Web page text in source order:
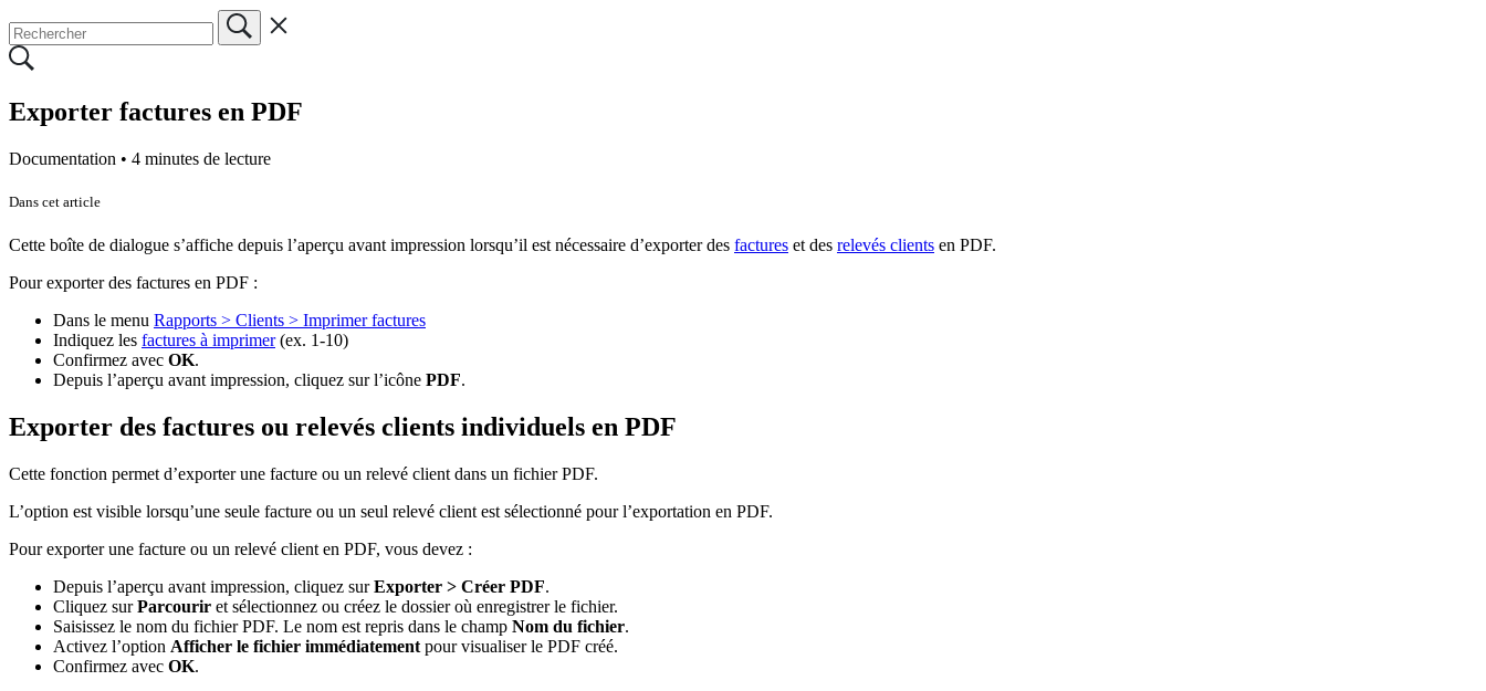
Exporter factures en PDF
Documentation • 4 minutes de lecture
Dans cet article
Cette boîte de dialogue s’affiche depuis l’aperçu avant impression lorsqu’il est nécessaire d’exporter des factures et des relevés clients en PDF.
Pour exporter des factures en PDF :
Dans le menu Rapports > Clients > Imprimer factures
Indiquez les factures à imprimer(ex. 1-10)
Confirmez avec OK.
Depuis l’aperçu avant impression, cliquez sur l’icône PDF.
Exporter des factures ou relevés clients individuels en PDF
Cette fonction permet d’exporter une facture ou un relevé client dans un fichier PDF.
L’option est visible lorsqu’une seule facture ou un seul relevé client est sélectionné pour l’exportation en PDF.
Pour exporter une facture ou un relevé client en PDF, vous devez :
Depuis l’aperçu avant impression, cliquez surExporter > Créer PDF.
Cliquez surParcourir et sélectionnez ou créez le dossier où enregistrer le fichier.
Saisissez le nom du fichier PDF. Le nom est repris dans le champ Nom du fichier.
Activez l’option Afficher le fichier immédiatement pour visualiser le PDF créé.
Confirmez avec OK.